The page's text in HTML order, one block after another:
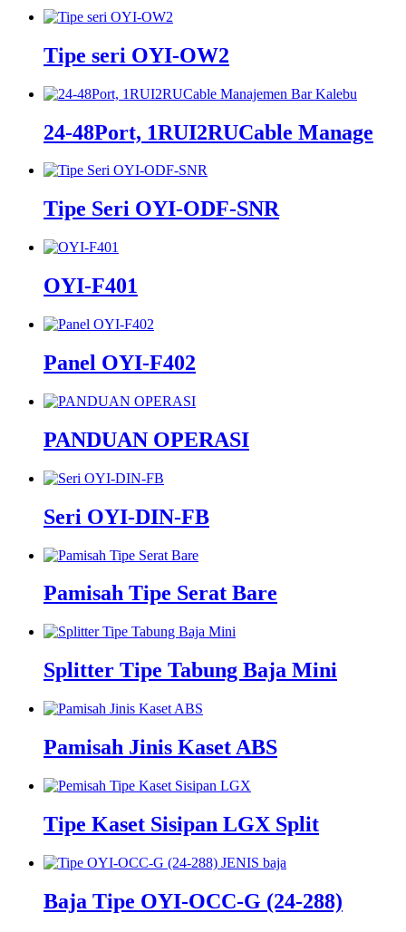
Tipe seri OYI-OW2
24-48Port, 1RUI2RUCable Manage
Tipe Seri OYI-ODF-SNR
OYI-F401
Panel OYI-F402
PANDUAN OPERASI
Seri OYI-DIN-FB
Pamisah Tipe Serat Bare
Splitter Tipe Tabung Baja Mini
Pamisah Jinis Kaset ABS
Tipe Kaset Sisipan LGX Split
Baja Tipe OYI-OCC-G (24-288)